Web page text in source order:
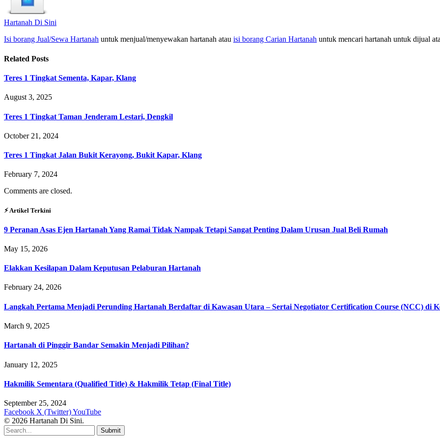
Hartanah Di Sini
Isi borang Jual/Sewa Hartanah untuk menjual/menyewakan hartanah atau isi borang Carian Hartanah untuk mencari hartanah untuk dijual
Related Posts
Teres 1 Tingkat Sementa, Kapar, Klang
August 3, 2025
Teres 1 Tingkat Taman Jenderam Lestari, Dengkil
October 21, 2024
Teres 1 Tingkat Jalan Bukit Kerayong, Bukit Kapar, Klang
February 7, 2024
Comments are closed.
⚡︎ Artikel Terkini
9 Peranan Asas Ejen Hartanah Yang Ramai Tidak Nampak Tetapi Sangat Penting Dalam Urusan Jual Beli Rumah
May 15, 2026
Elakkan Kesilapan Dalam Keputusan Pelaburan Hartanah
February 24, 2026
Langkah Pertama Menjadi Perunding Hartanah Berdaftar di Kawasan Utara – Sertai Negotiator Certification Course (NCC) di
March 9, 2025
Hartanah di Pinggir Bandar Semakin Menjadi Pilihan?
January 12, 2025
Hakmilik Sementara (Qualified Title) & Hakmilik Tetap (Final Title)
September 25, 2024
Facebook X (Twitter)YouTube
© 2026 Hartanah Di Sini.
Submit